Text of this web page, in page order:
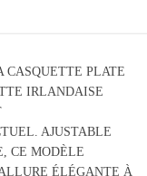
CASQUETTE PLATE
IRLANDAISE
AJUSTABLE
CE MODÈLE
ÉLÉGANTE À